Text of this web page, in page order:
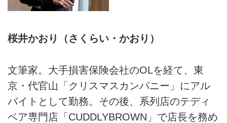
桜井かおり（さくらい・かおり）
文筆家。大手損害保険会社のOLを経て、東
京・代官山「クリスマスカンパニー」にアル
バイトとして勤務。その後、系列店のテディ
ベア専門店「CUDDLYBROWN」で店長を務め